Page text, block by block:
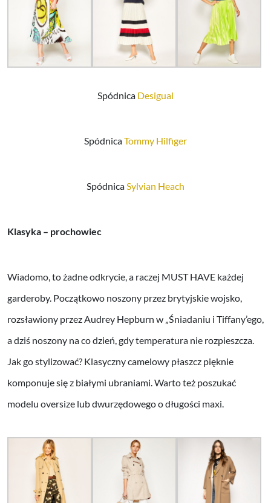
Spódnica Desigual
SpódnicaTommy Hilfiger
SpódnicaSylvian Heach
Klasyka – prochowiec
Wiadomo, to żadne odkrycie, a raczej MUST HAVE każdej
garderoby. Początkowo noszony przez brytyjskie wojsko,
rozsławiony przez Audrey Hepburn w „Śniadaniu i Tiffany’ego,
a dziś noszony na co dzień, gdy temperatura nie rozpieszcza.
Jak go stylizować? Klasyczny camelowy płaszcz pięknie
komponuje się z białymi ubraniami. Warto też poszukać
modelu oversize lub dwurzędowego o długości maxi.